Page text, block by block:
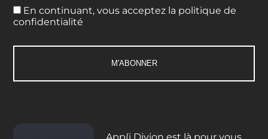
En continuant, vous acceptez la politique de
confidentialité